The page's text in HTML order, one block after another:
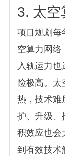
3. 太空
项目规划每
空算力网络
入轨运力也
险极高。
热，技术难
护、升级、
积效应也会
到有效技术